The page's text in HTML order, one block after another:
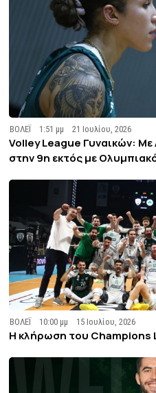
ΒΟΛΕΪ 1:51 μμ 21 Ιουλίου, 2026
Volley League Γυναικών: Με
στην 9η εκτός με
ΒΟΛΕΪ 10:00 μμ 15 Ιουλίου, 2026
Η κλήρωση του Champions